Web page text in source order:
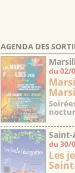
AGENDA DES
du 02/
du 30/
Les